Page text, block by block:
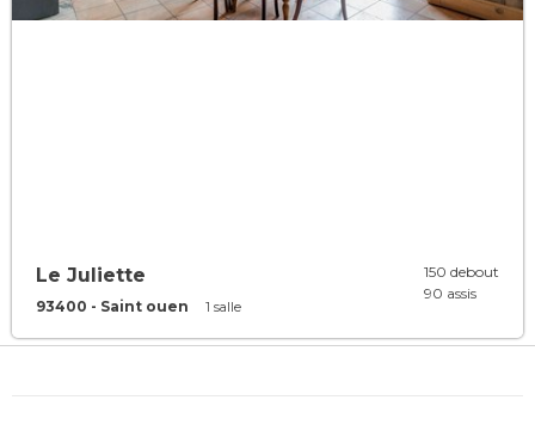
Le Juliette
93400 - Saint ouen 1 salle
150 debout
90 assis